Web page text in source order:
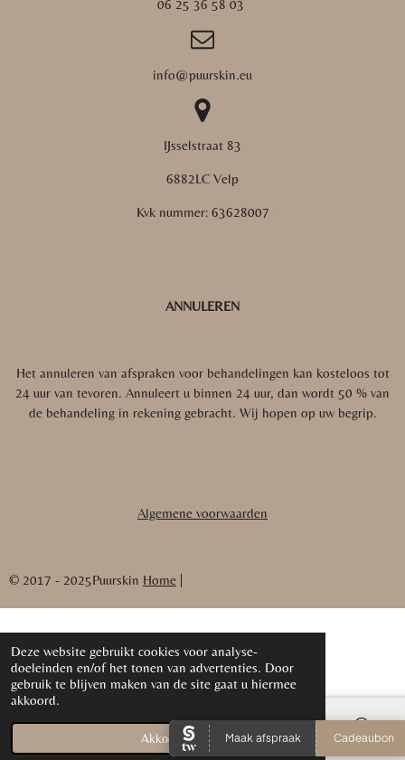
Deze website gebruikt cookies voor analyse-
doeleinden en/of het tonen van advertenties. Door
gebruik te blijven maken van de site gaat u hiermee
akkoord.
Akkoord
06 25 36 58 03
info@puurskin.eu
IJsselstraat 83
6882LC Velp
Kvk nummer: 63628007
ANNULEREN
Het annuleren van afspraken voor behandelingen kan kosteloos tot
24 uur van tevoren. Annuleert u binnen 24 uur, dan wordt 50 % van
de behandeling in rekening gebracht. Wij hopen op uw begrip.
Algemene voorwaarden
© 2017 - 2025Puurskin Home
Kaart Instagram WhatsApp